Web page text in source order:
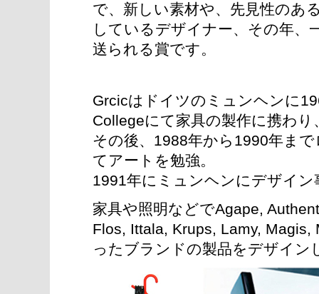
で、新しい素材や、先見性のあ
しているデザイナー、その年、
送られる賞です。
Grcicはドイツのミュンヘンに
Collegeにて家具の製作に携わり
その後、1988年から1990年ま
てアートを勉強。
1991年にミュンヘンにデザイン
家具や照明などでAgape,
Flos, Ittala, Krups, Lamy,
ったブランドの製品をデザイン